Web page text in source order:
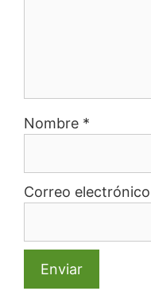
Nombre *
Correo electrónico